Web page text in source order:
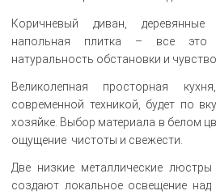
Коричневый диван,
напольная плитка – все это
натуральность обстановки и
Великолепная просторная
современной техникой, будет по
хозяйке. Выбор материала в белом
ощущение чистоты и свежести.
Две низкие металлические
создают локальное освещение